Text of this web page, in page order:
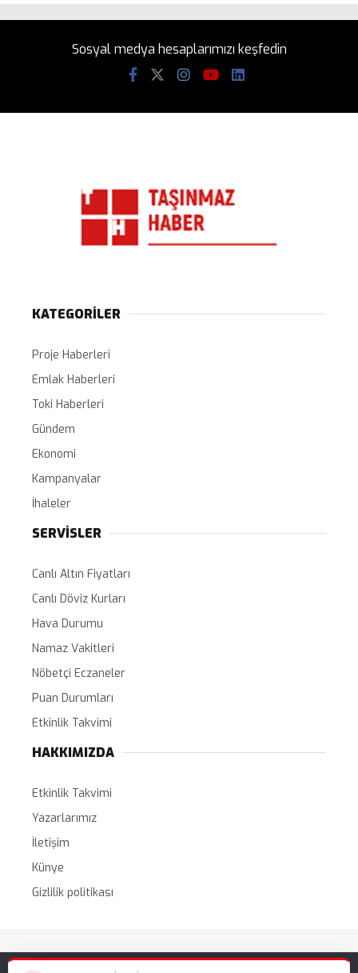
Sosyal medya hesaplarımızı keşfedin
KATEGORİLER
Proje Haberleri
Emlak Haberleri
Toki Haberleri
Gündem
Ekonomi
Kampanyalar
İhaleler
SERVİSLER
Canlı Altın Fiyatları
Canlı Döviz Kurları
Hava Durumu
Namaz Vakitleri
Nöbetçi Eczaneler
Puan Durumları
Etkinlik Takvimi
HAKKIMIZDA
Etkinlik Takvimi
Yazarlarımız
İletişim
Künye
Gizlilik politikası
Tüm Hakları Saklıdır. |WordPress Haber Teması